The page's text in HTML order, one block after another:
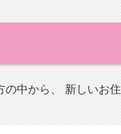
の中から、 新しいお住